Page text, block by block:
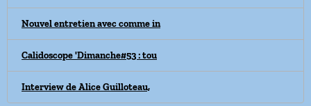
Nouvel entretien avec comme in
Calidoscope 'Dimanche#53 : tou
Interview de Alice Guilloteau,